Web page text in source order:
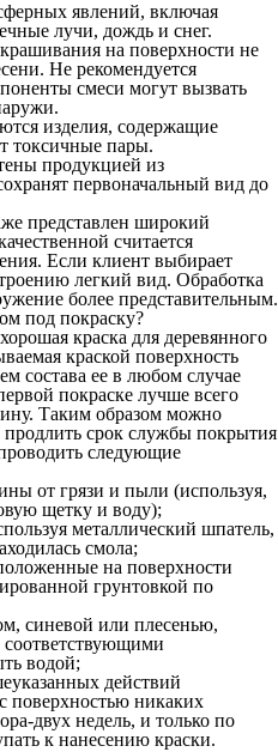
явлений, включая
лучи, дождь и снег.
на поверхности не
Не рекомендуется
смеси могут вызвать
изделия, содержащие
токсичные пары.
продукцией из
первоначальный вид до
представлен широкий
считается
Если клиент выбирает
легкий вид. Обработка
более представительным.
под покраску?
краска для деревянного
краской поверхность
состава ее в любом случае
покраске лучше всего
Таким образом можно
срок службы покрытия
следующие
от грязи и пыли (используя,
щетку и воду);
металлический шпатель,
смола;
на поверхности
грунтовкой по
синевой или плесенью,
соответствующими
водой;
действий
поверхностью никаких
двух недель, и только по
к нанесению краски.